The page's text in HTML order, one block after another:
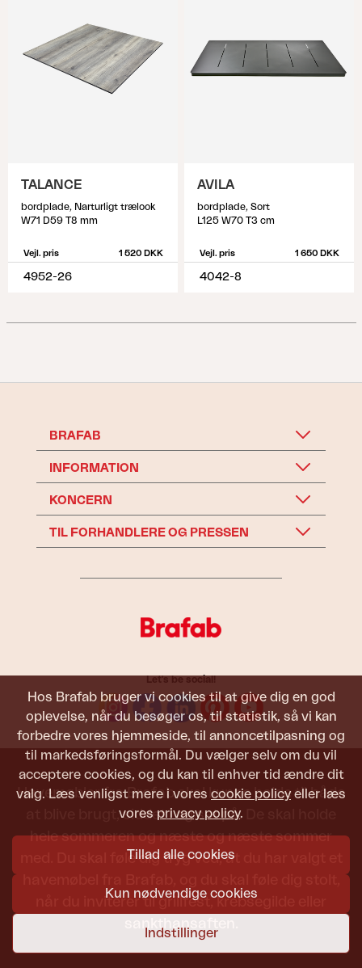
Hos Brafab bruger vi cookies til at give dig en god
oplevelse, når du besøger os, til statistik, så vi kan
forbedre vores hjemmeside, til annoncetilpasning og
til markedsføringsformål. Du vælger selv om du vil
acceptere cookies, og du kan til enhver tid ændre dit
valg. Læs venligst mere i vores cookie policy eller læs
vores privacy policy.
Tillad alle cookies
Kun nødvendige cookies
Indstillinger
TALANCE
bordplade, Narturligt trælook
W71 D59 T8 mm
Vejl. pris 1 520 DKK
4952-26
AVILA
bordplade, Sort
L125 W70 T3 cm
Vejl. pris 1 650 DKK
4042-8
BRAFAB
INFORMATION
KONCERN
TIL FORHANDLERE OG PRESSEN
Let's be social!
Havemøbler fra Brafab skal kunne holde til både
at blive brugt, siddet i og set på. De skal holde
hele sommeren og næste og næste sommer
med. Du skal føle dig tryg ved, at du har valgt et
når du inviterer til grillfest, krebsegilde eller